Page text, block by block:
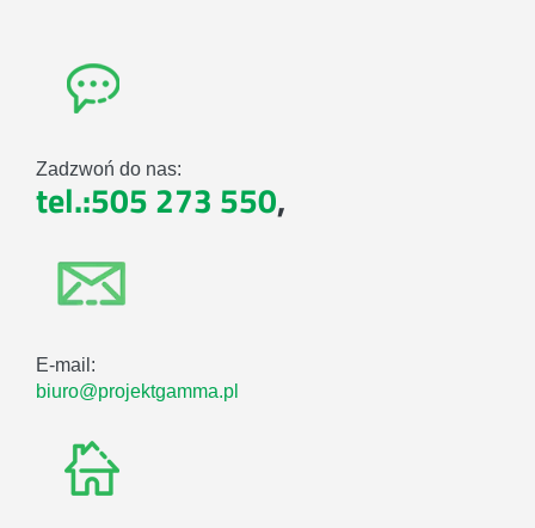
Zadzwoń do nas:
tel.:505 273 550,
E-mail:
biuro@projektgamma.pl